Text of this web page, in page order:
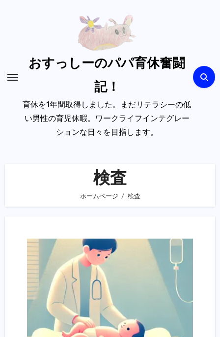
おすっしーのパパ育休奮闘
記！
育休を1年間取得しました。まだリテラシーの低
い男性の育児休暇。ワークライフインテグレー
ションな日々を目指します。
検査
ホームページ 検査